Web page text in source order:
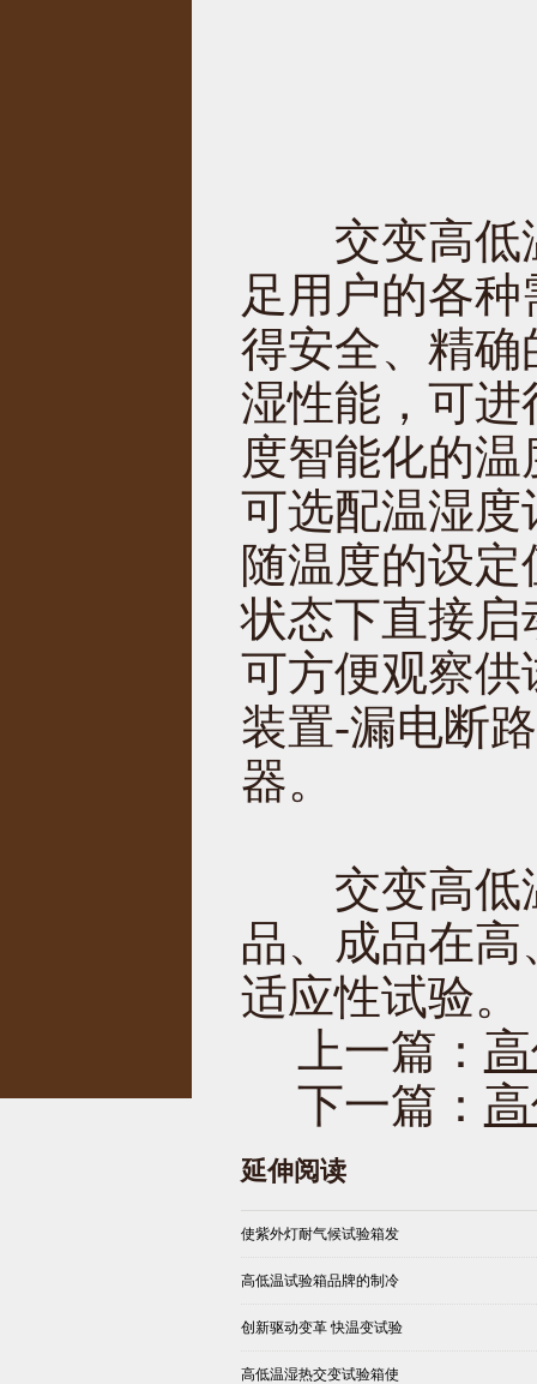
交变高低温
足用户的各
得安全、精
湿性能，可
度智能化的
可选配温湿
随温度的设
状态下直接
可方便观察
装置-漏电断
器。
交变高低温
品、成品在
适应性试验。
上一篇：
下一篇：
延伸阅读
使紫外灯耐气候试验箱发
高低温试验箱品牌的制冷
创新驱动变革 快温变试验
高低温湿热交变试验箱使